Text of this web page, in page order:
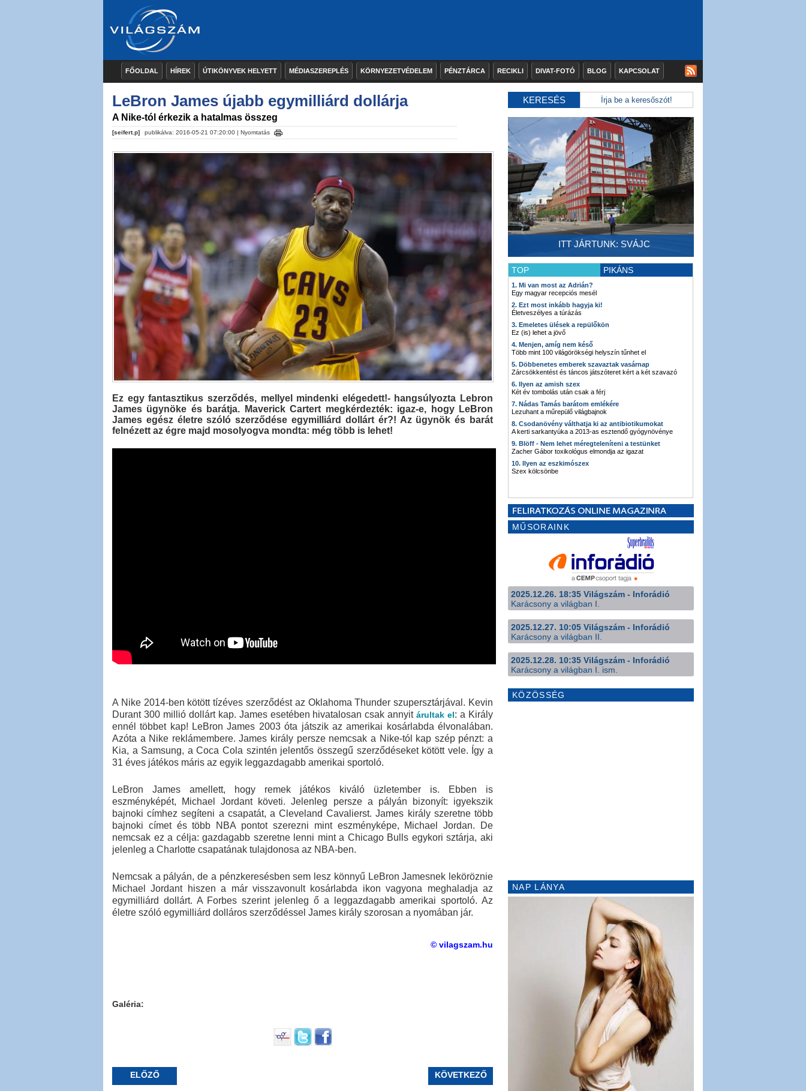
FŐOLDAL HÍREK ÚTIKÖNYVEK HELYETT MÉDIASZEREPLÉS KÖRNYEZETVÉDELEM PÉNZTÁRCA RECIKLI DIVAT-FOTÓ BLOG KAPCSOLAT
LeBron James újabb egymilliárd dollárja
A Nike-tól érkezik a hatalmas összeg
[seifert.p] publikálva: 2016-05-21 07:20:00 | Nyomtatás
Ez egy fantasztikus szerződés, mellyel mindenki elégedett!- hangsúlyozta Lebron
James ügynöke és barátja. Maverick Cartert megkérdezték: igaz-e, hogy LeBron
James egész életre szóló szerződése egymilliárd dollárt ér?! Az ügynök és barát
felnézett az égre majd mosolyogva mondta: még több is lehet!
A Nike 2014-ben kötött tízéves szerződést az Oklahoma Thunder szupersztárjával. Kevin
Durant 300 millió dollárt kap. James esetében hivatalosan csak annyitárultak el: a Király
ennél többet kap! LeBron James 2003 óta játszik az amerikai kosárlabda élvonalában.
Azóta a Nike reklámembere. James király persze nemcsak a Nike-tól kap szép pénzt: a
Kia, a Samsung, a Coca Cola szintén jelentős összegű szerződéseket kötött vele. Így a
31 éves játékos máris az egyik leggazdagabb amerikai sportoló.
LeBron James amellett, hogy remek játékos kiváló üzletember is. Ebben is
eszményképét, Michael Jordant követi. Jelenleg persze a pályán bizonyít: igyekszik
bajnoki címhez segíteni a csapatát, a Cleveland Cavalierst. James király szeretne több
bajnoki címet és több NBA pontot szerezni mint eszményképe, Michael Jordan. De
nemcsak ez a célja: gazdagabb szeretne lenni mint a Chicago Bulls egykori sztárja, aki
jelenleg a Charlotte csapatának tulajdonosa az NBA-ben.
Nemcsak a pályán, de a pénzkeresésben sem lesz könnyű LeBron Jamesnek leköröznie
Michael Jordant hiszen a már visszavonult kosárlabda ikon vagyona meghaladja az
egymilliárd dollárt. A Forbes szerint jelenleg ő a leggazdagabb amerikai sportoló. Az
életre szóló egymilliárd dolláros szerződéssel James király szorosan a nyomában jár.
© vilagszam.hu
Galéria:
ELŐZŐ KÖVETKEZŐ
KERESÉS
ITT JÁRTUNK: SVÁJC
TOP PIKÁNS
1. Mi van most az Adrián?
Egy magyar recepciós mesél
2. Ezt most inkább hagyja ki!
Életveszélyes a túrázás
3. Emeletes ülések a repülőkön
Ez (is) lehet a jövő
4. Menjen, amíg nem késő
Több mint 100 világörökségi helyszín tűnhet el
5. Döbbenetes emberek szavaztak vasárnap
Zárcsökkentést és táncos játszóteret kért a két szavazó
6. Ilyen az amish szex
Két év tombolás után csak a férj
7. Nádas Tamás barátom emlékére
Lezuhant a műrepülő világbajnok
8. Csodanövény válthatja ki az antibiotikumokat
A kerti sarkantyúka a 2013-as esztendő gyógynövénye
9. Blöff - Nem lehet méregteleníteni a testünket
Zacher Gábor toxikológus elmondja az igazat
10. Ilyen az eszkimószex
Szex kölcsönbe
MŰSORAINK
2025.12.26. 18:35 Világszám - Inforádió
Karácsony a világban I.
2025.12.27. 10:05 Világszám - Inforádió
Karácsony a világban II.
2025.12.28. 10:35 Világszám - Inforádió
Karácsony a világban I. ism.
KÖZÖSSÉG
NAP LÁNYA